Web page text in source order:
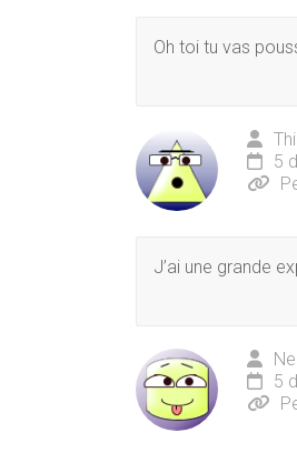
Oh toi tu vas
5
J’ai une grande
5